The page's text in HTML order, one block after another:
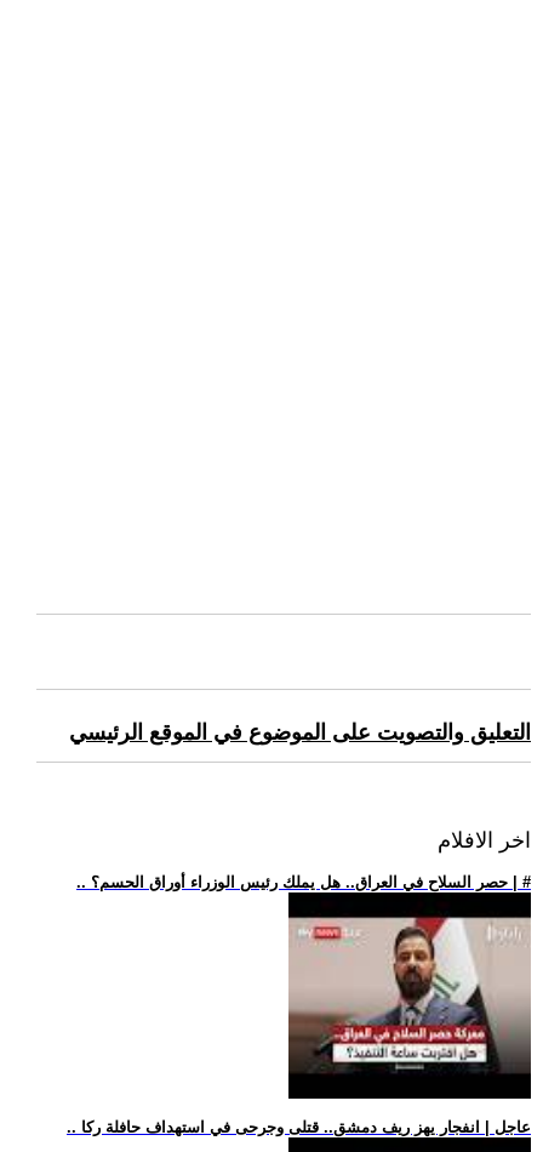
التعليق والتصويت على الموضوع في الموقع الرئيسي
اخر الافلام
.. حصر السلاح في العراق.. هل يملك رئيس الوزراء أوراق الحسم؟ | #
.. عاجل | انفجار يهز ريف دمشق.. قتلى وجرحى في استهداف حافلة ركا